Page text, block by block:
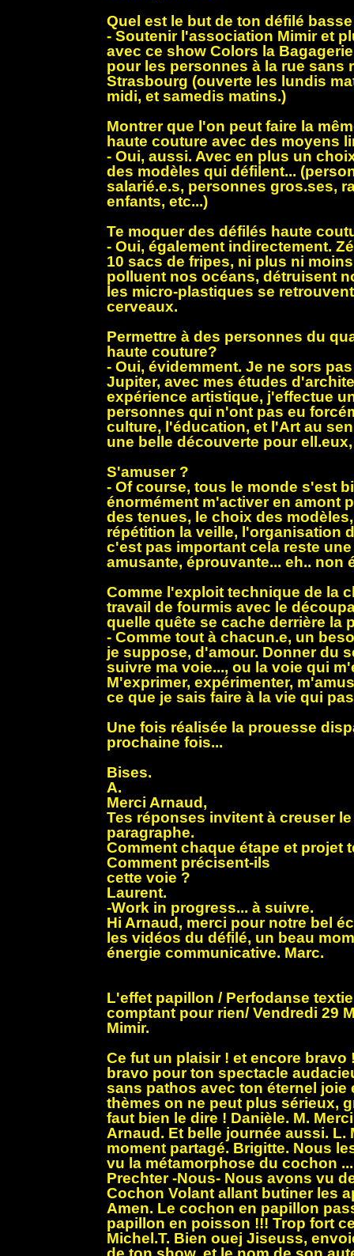
Quel est le but de ton défilé
- Soutenir l'association Mimir et
avec ce show Colors la
pour les personnes à la rue sans
Strasbourg (ouverte les lundis
midi, et samedis matins.)
Montrer que l'on peut faire la
haute couture avec des moyens
- Oui, aussi. Avec en plus un
des modèles qui défilent...
salarié.e.s, personnes gros.ses,
enfants, etc...)
Te moquer des défilés haute
- Oui, également indirectement.
10 sacs de fripes, ni plus ni
polluent nos océans, détruisent
les micro-plastiques se
cerveaux.
Permettre à des personnes du
haute couture?
- Oui, évidemment. Je ne sors
Jupiter, avec mes études
expérience artistique, j'effectue
personnes qui n'ont pas eu
culture, l'éducation, et l'Art au
une belle découverte pour
S'amuser ?
- Of course, tous le monde s'est
énormément m'activer en amont
des tenues, le choix des
répétition la veille, l'organisation
c'est pas important cela reste
amusante, éprouvante... eh.. non
Comme l'exploit technique de la
travail de fourmis avec le
quelle quête se cache derrière la
- Comme tout à chacun.e, un
je suppose, d'amour. Donner du
suivre ma voie..., ou la voie qui
M'exprimer, expérimenter,
ce que je sais faire à la vie qui
Une fois réalisée la prouesse
prochaine fois...
Bises.
A.
Merci Arnaud,
Tes réponses invitent à creuser
paragraphe.
Comment chaque étape et projet
Comment précisent-ils
cette voie ?
Laurent.
-Work in progress... à suivre.
Hi Arnaud, merci pour notre bel
les vidéos du défilé, un beau
énergie communicative. Marc.
L'effet papillon / Perfodanse
comptant pour rien/ Vendredi 29
Mimir.
Ce fut un plaisir ! et encore bravo
bravo pour ton spectacle
sans pathos avec ton éternel joie
thèmes on ne peut plus sérieux,
faut bien le dire ! Danièle. M.
Arnaud. Et belle journée aussi. L.
moment partagé. Brigitte. Nous
vu la métamorphose du cochon
Prechter -Nous- Nous avons vu
Cochon Volant allant butiner les
Amen. Le cochon en papillon
papillon en poisson !!! Trop fort
Michel.T. Bien ouej Jiseuss,